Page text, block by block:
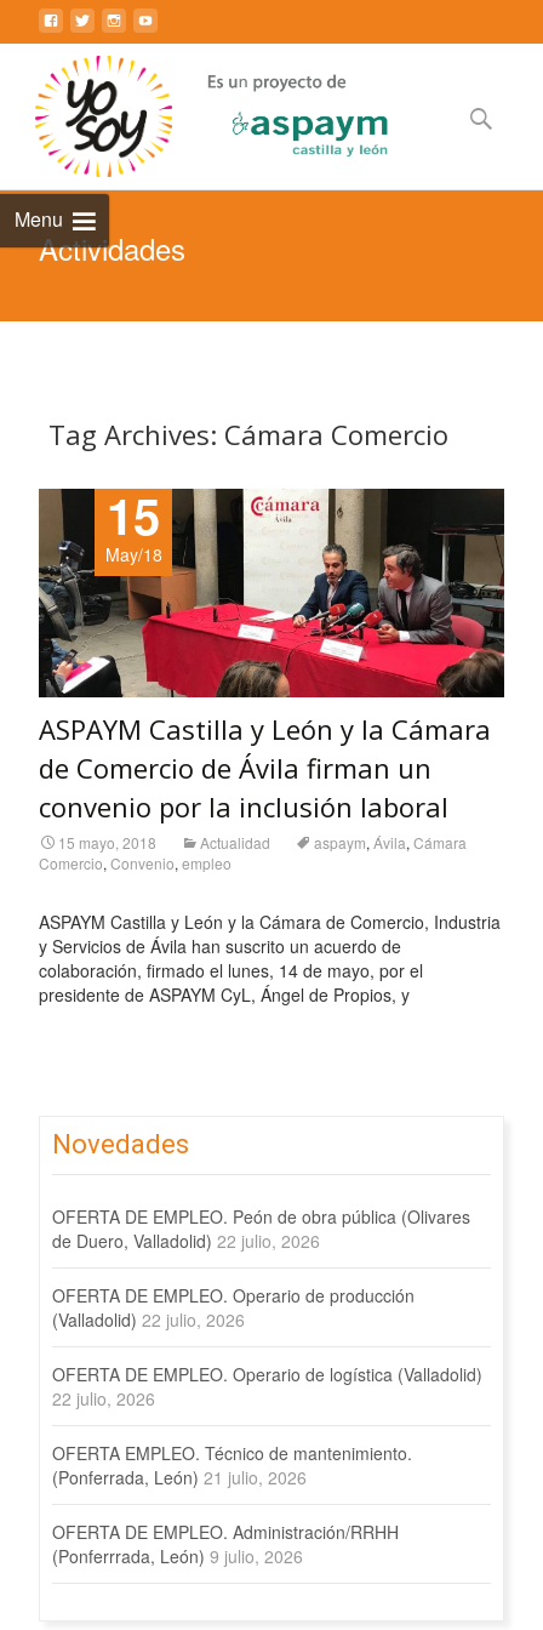
Saltar
contenido
principal
Menu
Buscar:
Actividades
Tag Archives: Cámara Comercio
15
May/18
ASPAYM Castilla y León y la Cámara
de Comercio de Ávila firman un
convenio por la inclusión laboral
15 mayo, 2018 Actualidad aspaym, Ávila, Cámara
Comercio, Convenio, empleo
ASPAYM Castilla y León y la Cámara de Comercio, Industria
y Servicios de Ávila han suscrito un acuerdo de
colaboración, firmado el lunes, 14 de mayo, por el
presidente de ASPAYM CyL, Ángel de Propios, y
Novedades
OFERTA DE EMPLEO. Peón de obra pública (Olivares
de Duero, Valladolid) 22 julio, 2026
OFERTA DE EMPLEO. Operario de producción
(Valladolid) 22 julio, 2026
OFERTA DE EMPLEO. Operario de logística (Valladolid)
22 julio, 2026
OFERTA EMPLEO. Técnico de mantenimiento.
(Ponferrada, León) 21 julio, 2026
OFERTA DE EMPLEO. Administración/RRHH
(Ponferrrada, León) 9 julio, 2026